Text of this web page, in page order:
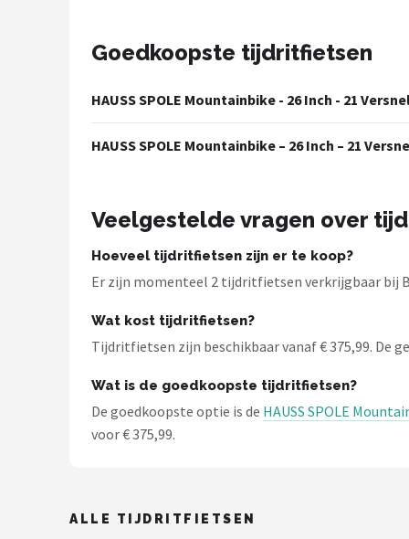
Elektrische fietsen
Goedkoopste tijdritfietsen
HAUSS SPOLE Mountainbike - 26 Inch - 21
HAUSS SPOLE Mountainbike – 26 Inch – 21
Veelgestelde vragen over
Hoeveel tijdritfietsen zijn er te koop?
Er zijn momenteel 2 tijdritfietsen verkrijgbaar bij
Wat kost tijdritfietsen?
Tijdritfietsen zijn beschikbaar vanaf € 375,99. De
Wat is de goedkoopste tijdritfietsen?
De goedkoopste optie is de HAUSS SPOLE
voor € 375,99.
ALLE TIJDRITFIETSEN